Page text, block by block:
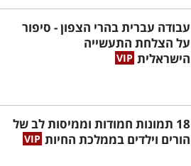
עבודה עברית בהרי הצפון - סיפור
על הצלחת התעשייה
הישראלית
18 תמונות חמודות וממיסות לב של
הורים וילדים בממלכת החיות